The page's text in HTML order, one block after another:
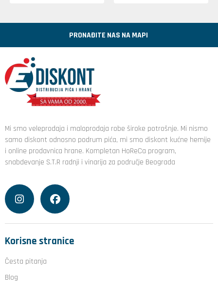
PRONAĐITE NAS NA MAPI
Mi smo veleprodaja i maloprodaja robe široke potrošnje. Mi nismo
samo diskont odnosno podrum pića, mi smo diskont kućne hemije
i online prodavnica hrane. Kompletan HoReCa program,
snabdevanje S.T.R radnji i vinarija za područje Beograda
Korisne stranice
Česta pitanja
Blog